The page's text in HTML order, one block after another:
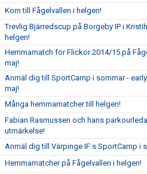
Kom till Fågelvallen i helgen!
Trevlig Bjärredscup på Borgeby IP i
helgen!
Hemmamatch för Flickor 2014/15 på
maj!
Anmäl dig till SportCamp i sommar -
maj!
Många hemmamatcher till helgen!
Fabian Rasmussen och hans
utmärkelse!
Anmäl dig till Värpinge IF:s SportCamp i
Hemmamatcher på Fågelvallen i helgen!